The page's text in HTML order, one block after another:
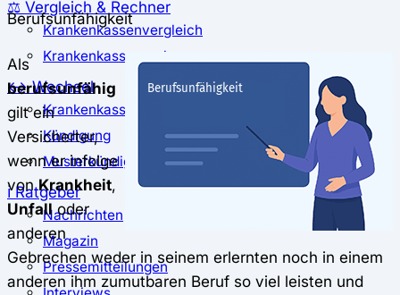
⚖️ Vergleich & Rechner
Krankenkassenvergleich
Krankenkassenrechner
↔ Wechsel
Krankenkassenwechsel
Kündigung
Musterkündigung
ℹ Ratgeber
Nachrichten
Magazin
Pressemitteilungen
Berufsunfähigkeit
Als
berufsunfähig
gilt ein
Versicherter,
wenn er infolge
vonKrankheit,
Unfalloder
anderen
Gebrechen weder in seinem erlernten noch in einem
anderen ihm zumutbaren Beruf so viel leisten und